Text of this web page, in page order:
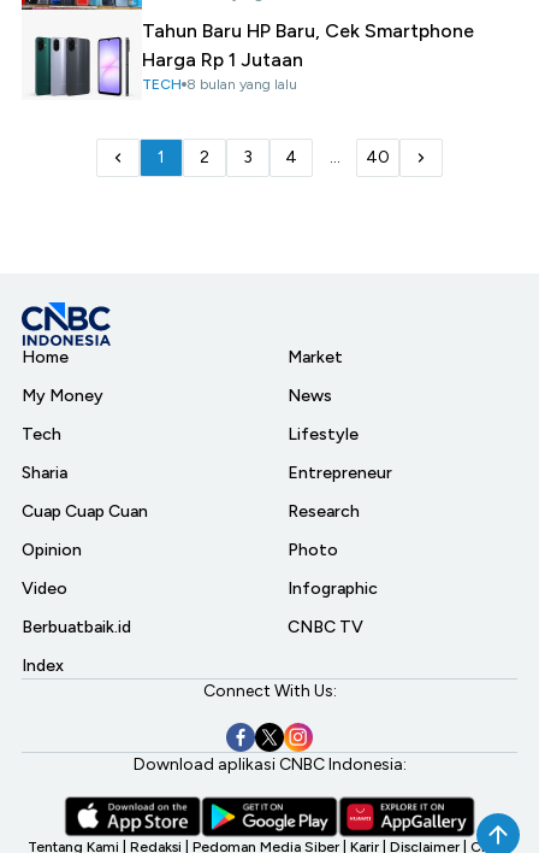
Tahun Baru HP Baru, Cek Smartphone
Harga Rp 1 Jutaan
TECH 8 bulan yang lalu
1 2 3 4 ... 40
Home
My Money
Tech
Sharia
Cuap Cuap Cuan
Opinion
Video
Berbuatbaik.id
Index
Market
News
Lifestyle
Entrepreneur
Research
Photo
Infographic
CNBC TV
Connect With Us:
Download aplikasi CNBC Indonesia:
Tentang Kami Redaksi Pedoman Media Siber Karir Disclaimer CNBC